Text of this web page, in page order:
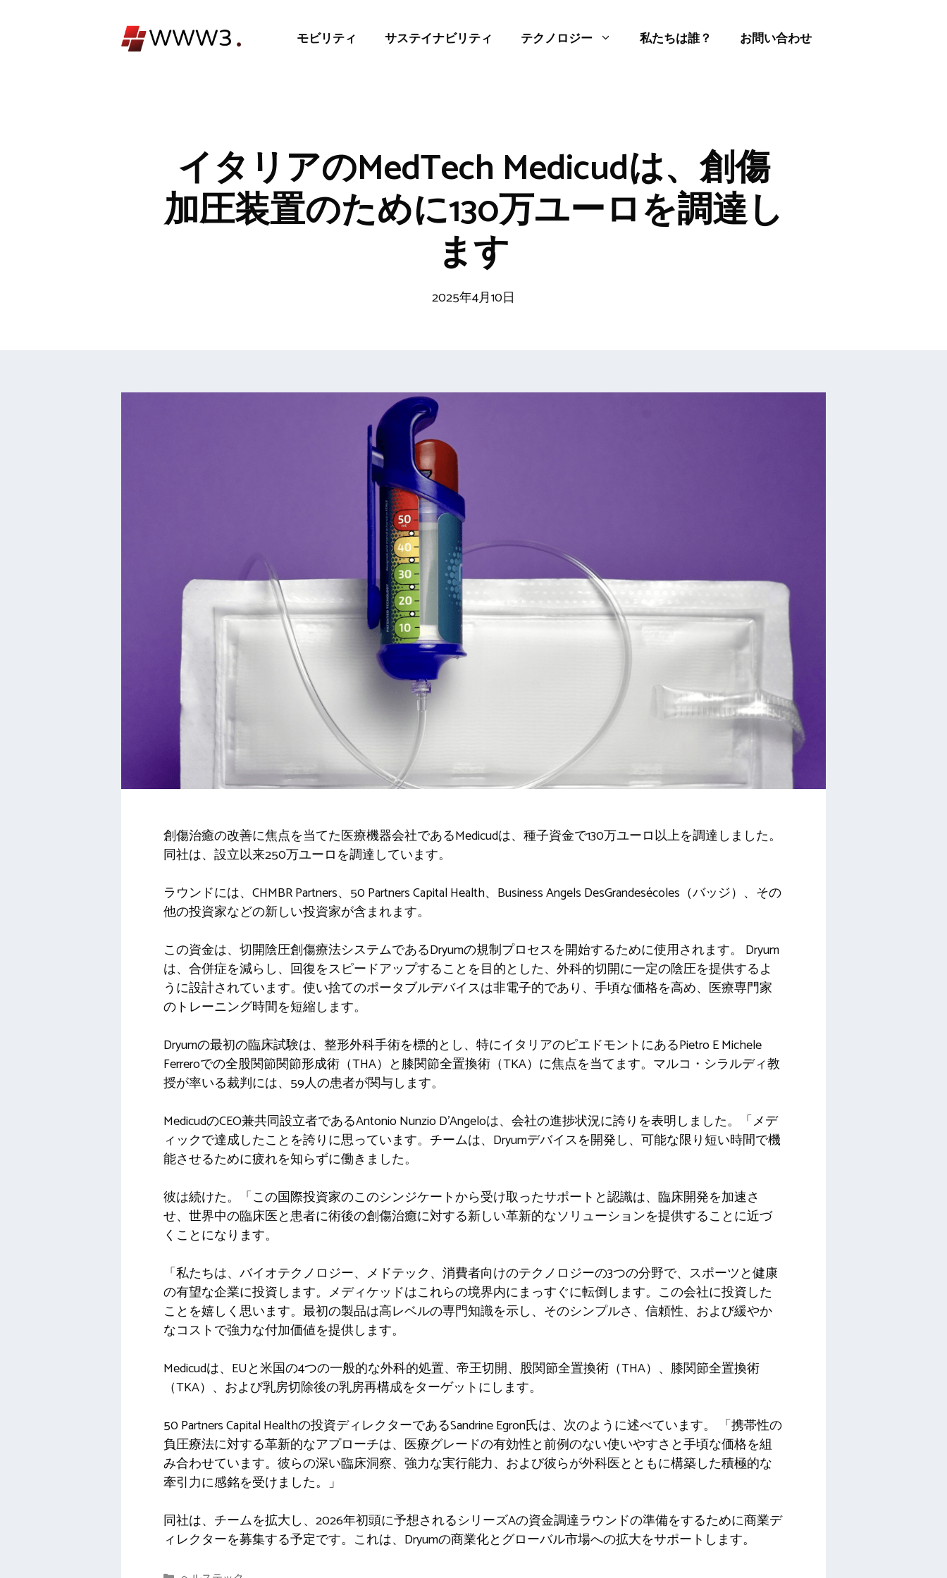
モビリティ サステイナビリティ テクノロジー 私たちは誰？ お問い合わせ
イタリアのMedTech Medicudは、創傷
加圧装置のために130万ユーロを調達し
ます
2025年4月10日
創傷治癒の改善に焦点を当てた医療機器会社であるMedicudは、種子資金で130万ユーロ以上を調達しました。
同社は、設立以来250万ユーロを調達しています。
ラウンドには、CHMBR Partners、50 Partners Capital Health、Business Angels DesGrandesécoles（バッジ）、その
他の投資家などの新しい投資家が含まれます。
この資金は、切開陰圧創傷療法システムであるDryumの規制プロセスを開始するために使用されます。 Dryum
は、合併症を減らし、回復をスピードアップすることを目的とした、外科的切開に一定の陰圧を提供するよ
うに設計されています。使い捨てのポータブルデバイスは非電子的であり、手頃な価格を高め、医療専門家
のトレーニング時間を短縮します。
Dryumの最初の臨床試験は、整形外科手術を標的とし、特にイタリアのピエドモントにあるPietro E Michele
Ferreroでの全股関節関節形成術（THA）と膝関節全置換術（TKA）に焦点を当てます。マルコ・シラルディ教
授が率いる裁判には、59人の患者が関与します。
MedicudのCEO兼共同設立者であるAntonio Nunzio D’Angeloは、会社の進捗状況に誇りを表明しました。「メデ
ィックで達成したことを誇りに思っています。チームは、Dryumデバイスを開発し、可能な限り短い時間で機
能させるために疲れを知らずに働きました。
彼は続けた。「この国際投資家のこのシンジケートから受け取ったサポートと認識は、臨床開発を加速さ
せ、世界中の臨床医と患者に術後の創傷治癒に対する新しい革新的なソリューションを提供することに近づ
くことになります。
「私たちは、バイオテクノロジー、メドテック、消費者向けのテクノロジーの3つの分野で、スポーツと健康
の有望な企業に投資します。メディケッドはこれらの境界内にまっすぐに転倒します。この会社に投資した
ことを嬉しく思います。最初の製品は高レベルの専門知識を示し、そのシンプルさ、信頼性、および緩やか
なコストで強力な付加価値を提供します。
Medicudは、EUと米国の4つの一般的な外科的処置、帝王切開、股関節全置換術（THA）、膝関節全置換術
（TKA）、および乳房切除後の乳房再構成をターゲットにします。
50 Partners Capital Healthの投資ディレクターであるSandrine Egron氏は、次のように述べています。 「携帯性の
負圧療法に対する革新的なアプローチは、医療グレードの有効性と前例のない使いやすさと手頃な価格を組
み合わせています。彼らの深い臨床洞察、強力な実行能力、および彼らが外科医とともに構築した積極的な
牽引力に感銘を受けました。」
同社は、チームを拡大し、2026年初頭に予想されるシリーズAの資金調達ラウンドの準備をするために商業デ
ィレクターを募集する予定です。これは、Dryumの商業化とグローバル市場への拡大をサポートします。